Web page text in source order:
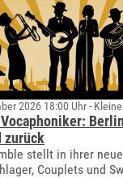
2026 18:00 Uhr -
zurück
stellt in ihrer
Couplets und